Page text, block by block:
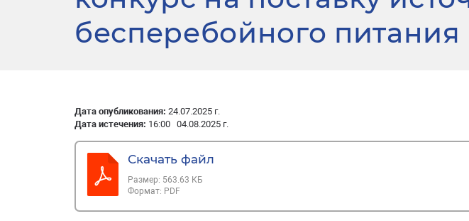
бесперебойного
Дата опубликования: 24.07.2025 г.
Дата истечения: 16:00 04.08.2025 г.
Скачать файл
Размер: 563.63 КБ
Формат: PDF